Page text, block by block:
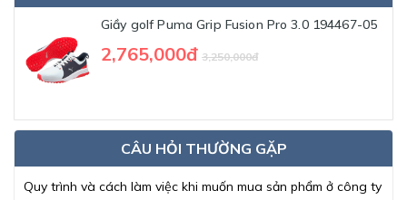
Giầy golf Puma Grip Fusion Pro 3.0 194467-05
2,765,000đ 3,250,000đ
CÂU HỎI THƯỜNG GẶP
Quy trình và cách làm việc khi muốn mua sản phẩm ở công ty